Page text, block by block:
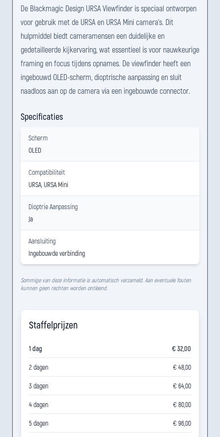
De Blackmagic Design URSA Viewfinder is speciaal ontworpen
voor gebruik met de URSA en URSA Mini camera's. Dit
hulpmiddel biedt cameramensen een duidelijke en
gedetailleerde kijkervaring, wat essentieel is voor nauwkeurige
framing en focus tijdens opnames. De viewfinder heeft een
ingebouwd OLED-scherm, dioptrische aanpassing en sluit
naadloos aan op de camera via een ingebouwde connector.
Specificaties
Scherm
OLED
Compatibiliteit
URSA, URSA Mini
Dioptrie Aanpassing
Ja
Aansluiting
Ingebouwde verbinding
Sommige van deze informatie is automatisch verzameld. Aan eventuele fouten
kunnen geen rechten worden ontleend.
Staffelprijzen
1 dag € 32,00
2 dagen € 48,00
3 dagen € 64,00
4 dagen € 80,00
5 dagen € 96,00